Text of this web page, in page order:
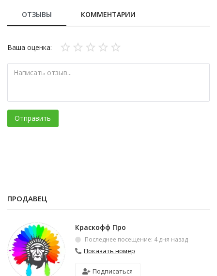
ОТЗЫВЫ КОММЕНТАРИИ
Ваша оценка:
Отправить
ПРОДАВЕЦ
Краскофф Про
Последнее посещение: 4 дня назад
Показать номер
Подписаться